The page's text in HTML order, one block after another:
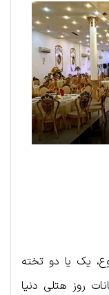
یک یا دو تخته
روز هتلی دنیا